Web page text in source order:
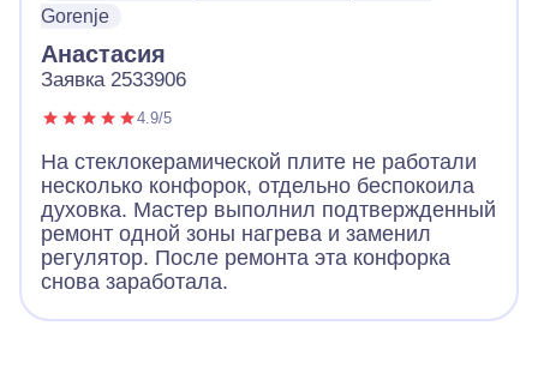
Gorenje
Анастасия
Заявка 2533906
4.9/5
На стеклокерамической плите не работали
несколько конфорок, отдельно беспокоила
духовка. Мастер выполнил подтвержденный
ремонт одной зоны нагрева и заменил
регулятор. После ремонта эта конфорка
снова заработала.